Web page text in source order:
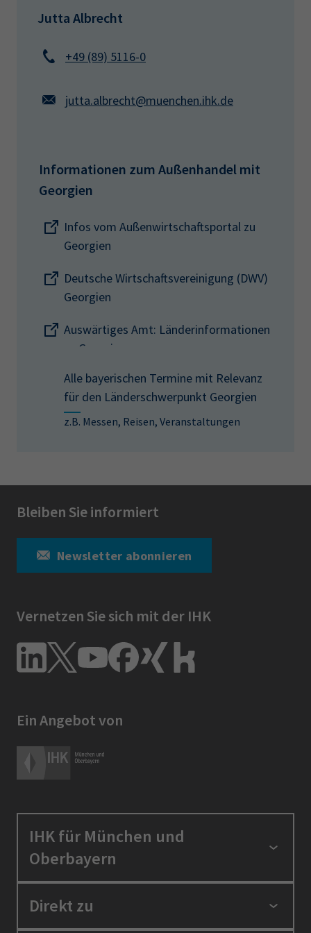
Jutta Albrecht
+49 (89) 5116-0
jutta.albrecht@muenchen.ihk.de
Informationen zum Außenhandel mit
Georgien
Infos vom Außenwirtschaftsportal zu
Georgien
Deutsche Wirtschaftsvereinigung (DWV)
Georgien
Auswärtiges Amt: Länderinformationen
zu Georgien
Alle bayerischen Termine mit Relevanz
für den Länderschwerpunkt Georgien
z.B. Messen, Reisen, Veranstaltungen
Bleiben Sie informiert
Newsletter abonnieren
Vernetzen Sie sich mit der IHK
Ein Angebot von
IHK für München und
Oberbayern
Standortpolitik
Direkt zu